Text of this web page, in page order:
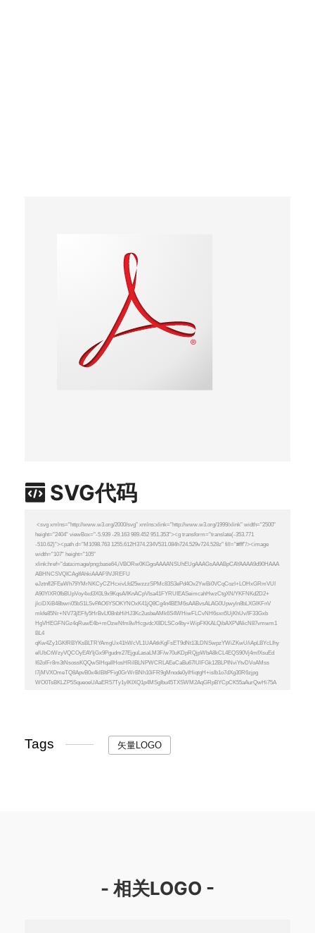
SVG代码
Tags 矢量LOGO
- 相关LOGO -